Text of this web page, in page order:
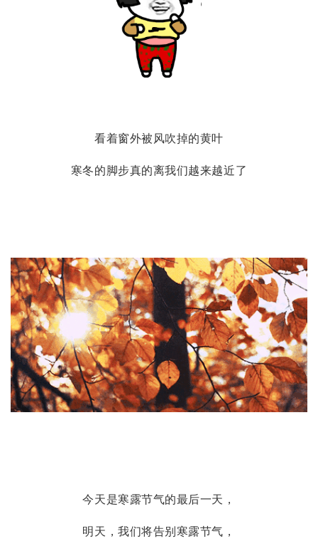
看着窗外被风吹掉的黄叶
寒冬的脚步真的离我们越来越近了
今天是寒露节气的最后一天，
明天，我们将告别寒露节气，